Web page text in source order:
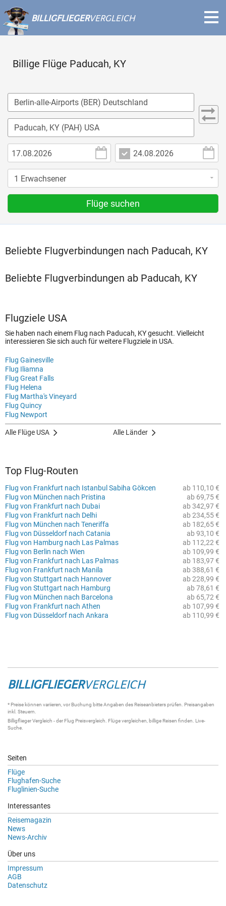
BILLIGFLIEGERVERGLEICH
Billige Flüge Paducah, KY
Flüge suchen
Beliebte Flugverbindungen nach Paducah, KY
Beliebte Flugverbindungen ab Paducah, KY
Flugziele USA
Sie haben nach einem Flug nach Paducah, KY gesucht. Vielleicht
interessieren Sie sich auch für weitere Flugziele in USA.
Flug Gainesville
Flug Iliamna
Flug Great Falls
Flug Helena
Flug Martha's Vineyard
Flug Quincy
Flug Newport
Alle Flüge USA Alle Länder
Top Flug-Routen
ab 110,10 €
Flug von Frankfurt nach Istanbul Sabiha Gökcen
ab 69,75 €
Flug von München nach Pristina
ab 342,97 €
Flug von Frankfurt nach Dubai
ab 234,55 €
Flug von Frankfurt nach Delhi
ab 182,65 €
Flug von München nach Teneriffa
ab 93,10 €
Flug von Düsseldorf nach Catania
ab 112,22 €
Flug von Hamburg nach Las Palmas
ab 109,99 €
Flug von Berlin nach Wien
ab 183,97 €
Flug von Frankfurt nach Las Palmas
ab 388,61 €
Flug von Frankfurt nach Manila
ab 228,99 €
Flug von Stuttgart nach Hannover
ab 78,61 €
Flug von Stuttgart nach Hamburg
ab 65,72 €
Flug von München nach Barcelona
ab 107,99 €
Flug von Frankfurt nach Athen
ab 110,99 €
Flug von Düsseldorf nach Ankara
BILLIGFLIEGERVERGLEICH
* Preise können variieren, vor Buchung bitte Angaben des Reiseanbieters prüfen. Preisangaben
inkl. Steuern.
Billigflieger Vergleich - derFlug Preisvergleich Flüge vergleichen , billige Reisen finden. Live-
Suche
Seiten
Flüge
Flughafen-Suche
Fluglinien-Suche
Interessantes
Reisemagazin
News
News-Archiv
Über uns
Impressum
AGB
Datenschutz